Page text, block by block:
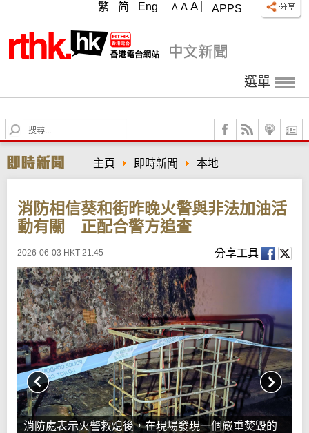
APPS
A A A
繁 简 Eng
選單
S
e
r
c
主頁 即時新聞 本地
消防相信葵和街昨晚火警與非法加油活
動有關 正配合警方追查
2026-06-03 HKT 21:45 分享工具
消防處表示火警救熄後，在現場發現一個嚴重焚毀的